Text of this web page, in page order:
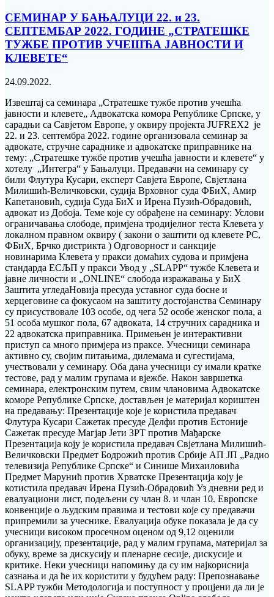
СЕМИНАР У БАЊАЛУЦИ 22. и 23.
СЕПТЕМБАР 2022. ГОДИНЕ „СТРАТЕШКЕ
ТУЖБЕ ПРОТИВ УЧЕШЋА ЈАВНОСТИ И
КЛЕВЕТЕ“
24.09.2022.
Извештај са семинара „Стратешке тужбе против учешћа
јавности и клевете„ Адвокатска комора Републике Српске, у
сарадњи са Савјетом Европе, у оквиру пројекта JUFREX2 је
22. и 23. септембра 2022. године организовала семинар за
адвокате, стручне сараднике и адвокатске приправнике на
тему: „Стратешке тужбе против учешћа јавности и клевете“ у
хотелу „Интегра“ у Бањалуци. Предавачи на семинару су
били Флутура Кусари, експерт Савјета Европе, Свјетлана
Милишић-Величковски, судија Врховног суда ФБиХ, Амир
Капетановић, судија Суда БиХ и Ирена Пузић-Обрадовић,
адвокат из Добоја. Теме које су обрађене на семинару: Услови
ограничавања слободе, примјена тродијелног теста Клевета у
локалном правном оквиру ( закони о заштити од клевете РС,
ФБиХ, Брчко дистрикта ) Одговорност и санкције
новинарима Клевета у пракси домаћих судова и примјена
стандарда ЕСЉП у пракси Увод у „SLAPP“ тужбе Клевета и
јавне личности и „ONLINE“ слобода изражавања у БиХ
Заштита угледаНовија пресуда уставног суда босне и
херцеговине са фокусаом на заштиту достојанства Семинару
су присуствовале 103 особе, од чега 52 особе женског пола, а
51 особа мушког пола, 67 адвоката, 14 стручних сарадника и
22 адвокатска приправника. Примењен је интерактивни
приступ са много примјера из праксе. Учесници семинара
активно су, својим питањима, дилемама и сугестијама,
учествовали у семинару. Оба дана учесници су имали кратке
тестове, рад у малим групама и вјежбе. Након завршетка
семинара, електронским путем, свим члановима Адвокатске
коморе Републике Српске, достављен је материјал кориштен
на предавању: Презентације које је користила предавач
Флутура Кусари Сажетак пресуде Делфи против Естоније
Сажетак пресуде Магјар Јети ЗРТ против Мађарске
Презентација коју је користила предавач Свјетлана Милишић-
Величковски Предмет Бодрожић против Србије АП ЈП „Радио
телевизија Републике Српске“ и Синише Михаиловића
Предмет Марунић против Хрватске Презентација коју је
котистила предавач Ирена Пузић-Обрадовић Уз дневни ред и
евалуациони лист, подељени су члан 8. и члан 10. Европске
конвенције о људским правима и тестови које су предавачи
припремили за учеснике. Евалуација обуке показала је да су
учесници високом просечном оценом од 9,12 оценили
организацију, презентације, рад у малим групама, материјал за
обуку, време за дискусију и пленарне сесије, дискусије и
критике. Неки учесници напомињу да су им најкориснија
сазнања и да ће их користити у будућем раду: Препознавање
SLAPP тужби Методологија и поступност у процјени да ли је